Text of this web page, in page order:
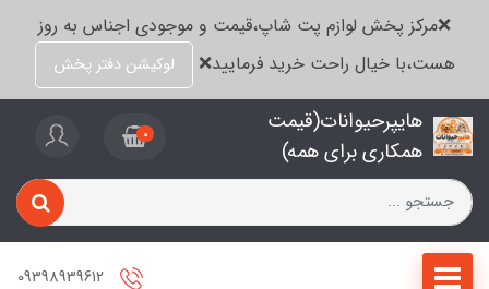
❌مرکز پخش لوازم پت شاپ،قیمت و موجودی اجناس به روز
هست،با خیال راحت خرید فرمایید❌
لوکیشن دفتر پخش
هایپرحیوانات(قیمت
همکاری برای همه)
0